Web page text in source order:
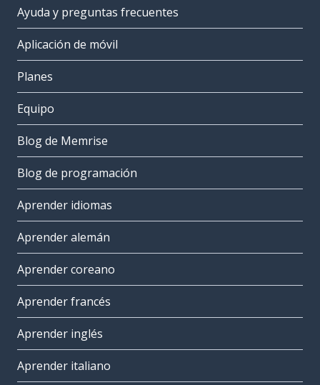
Ayuda y preguntas frecuentes
Aplicación de móvil
Planes
Equipo
Blog de Memrise
Blog de programación
Aprender idiomas
Aprender alemán
Aprender coreano
Aprender francés
Aprender inglés
Aprender italiano